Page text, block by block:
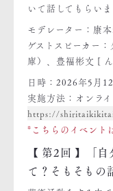
いて話してもらいま
モデレーター：康
ゲストスピーカー
庫）、豊福彬文 [
日時：2026年5月
実施方法：オンラ
https://
*こちらのイベント
【 第2回 】「
て？そもそもの